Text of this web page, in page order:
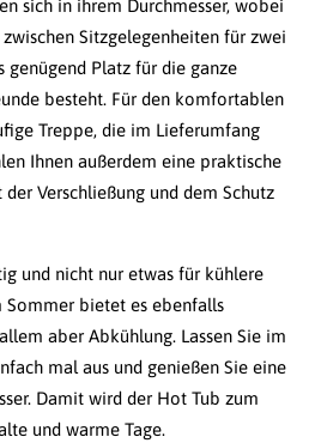
sich in ihrem Durchmesser, wobei
Sitzgelegenheiten für zwei
genügend Platz für die ganze
besteht. Für den komfortablen
Treppe, die im Lieferumfang
Ihnen außerdem eine praktische
Verschließung und dem Schutz
und nicht nur etwas für kühlere
Sommer bietet es ebenfalls
aber Abkühlung. Lassen Sie im
mal aus und genießen Sie eine
Damit wird der Hot Tub zum
und warme Tage.